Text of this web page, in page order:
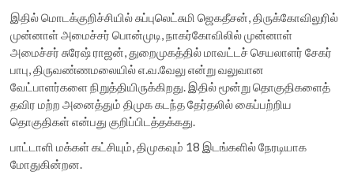
இதில் மொடக்குறிச்சியில் சுப்புலெட்சுமி ஜெகதீசன், திருக்கோவிலுரில்
முன்னாள் அமைச்சர் பொன்முடி, நாகர்கோவிலில் முன்னாள்
அமைச்சர் சுரேஷ் ராஜன், துறைமுகத்தில் மாவட்டச் செயலாளர் சேகர்
பாபு, திருவண்ணமலையில் எ.வ.வேலு என்று வலுவான
வேட்பாளர்களை நிறுத்தியிருக்கிறது. இதில் மூன்று தொகுதிகளைத்
தவிர மற்ற அனைத்தும் திமுக கடந்த தேர்தலில் கைப்பற்றிய
தொகுதிகள் என்பது குறிப்பிடத்தக்கது.
பாட்டாளி மக்கள் கட்சியும், திமுகவும் 18 இடங்களில் நேரடியாக
மோதுகின்றன.